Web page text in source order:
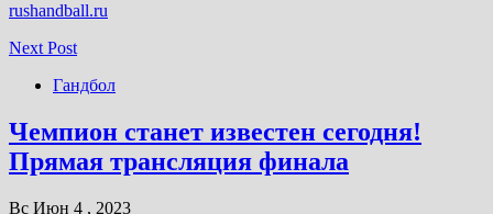
rushandball.ru
Next Post
Гандбол
Чемпион станет известен сегодня!
Прямая трансляция финала
Вс Июн 4 , 2023